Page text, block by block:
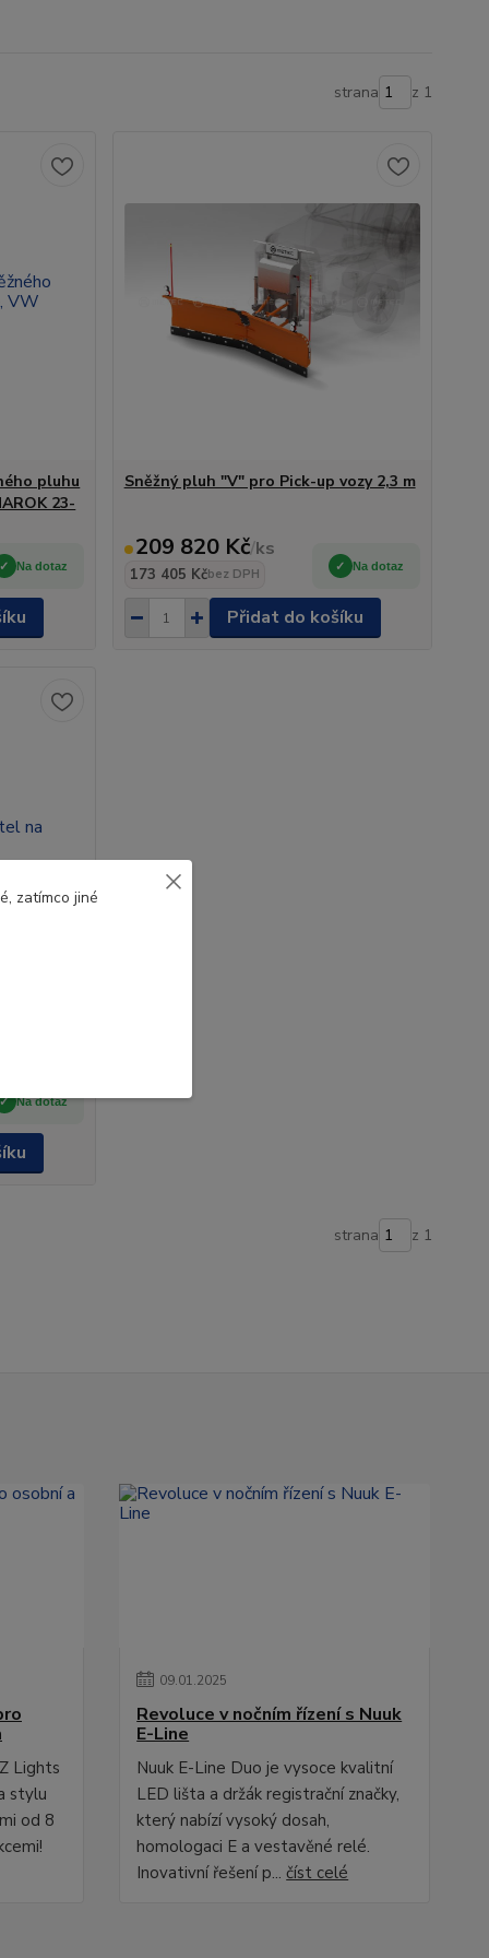
strana z 1
pluhu
23-
Na dotaz
Sněžný pluh "V" pro Pick-up vozy 2,3 m
209 820 Kč/ks
173 405 Kčbez DPH
Na dotaz
Přidat do košíku
Na dotaz
strana z 1
Lights
stylu
od 8
09.01.2025
Revoluce v nočním řízení s Nuuk
E-Line
Nuuk E-Line Duo je vysoce kvalitní
LED lišta a držák registrační značky,
který nabízí vysoký dosah,
homologaci E a vestavěné relé.
Inovativní řešení p...číst celé
zatímco jiné